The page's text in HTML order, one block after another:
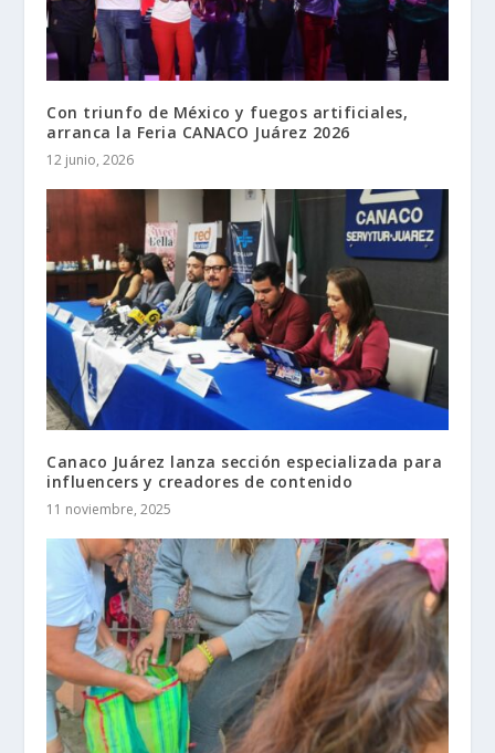
Con triunfo de México y fuegos artificiales,
arranca la Feria CANACO Juárez 2026
12 junio, 2026
Canaco Juárez lanza sección especializada para
influencers y creadores de contenido
11 noviembre, 2025